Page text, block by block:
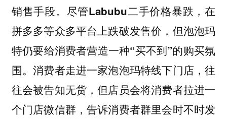
销售手段。尽管Labubu二手价格暴跌，在
拼多多等众多平台上跌破发售价，但泡泡玛
特仍要给消费者营造一种“买不到”的购买氛
围。消费者走进一家泡泡玛特线下门店，往
往会被告知无货，但店员会将消费者拉进一
个门店微信群，告诉消费者群里会时不时发